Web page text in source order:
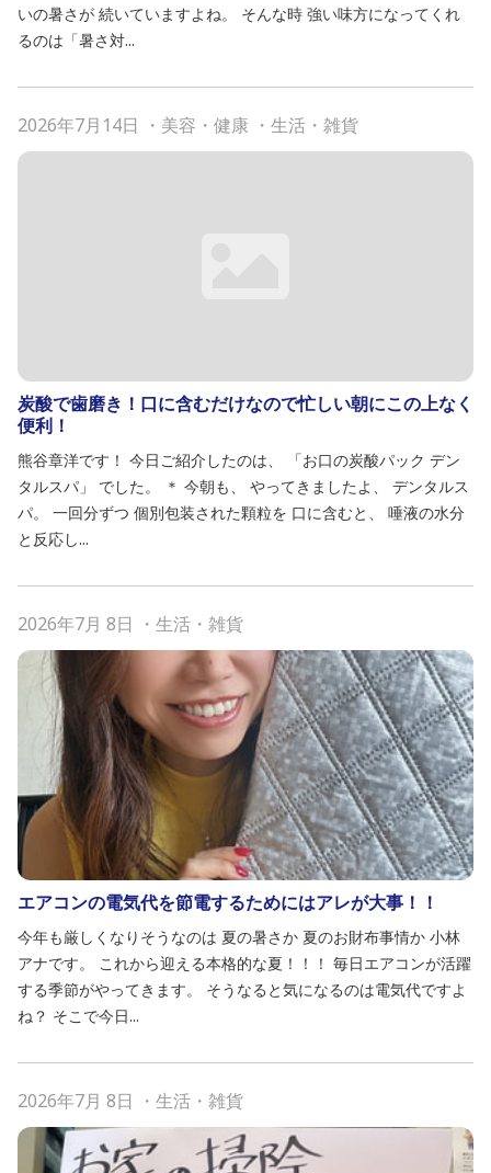
いの暑さが 続いていますよね。 そんな時 強い味方になってくれ
るのは「暑さ対...
2026年7月14日 ・ 美容・健康 ・ 生活・雑貨
炭酸で歯磨き！口に含むだけなので忙しい朝にこの上なく
便利！
熊谷章洋です！ 今日ご紹介したのは、 「お口の炭酸パック デン
タルスパ」 でした。 ＊ 今朝も、 やってきましたよ、 デンタルス
パ。 一回分ずつ 個別包装された顆粒を 口に含むと、 唾液の水分
と反応し...
2026年7月 8日 ・ 生活・雑貨
エアコンの電気代を節電するためにはアレが大事！！
今年も厳しくなりそうなのは 夏の暑さか 夏のお財布事情か 小林
アナです。 これから迎える本格的な夏！！！ 毎日エアコンが活躍
する季節がやってきます。 そうなると気になるのは電気代ですよ
ね？ そこで今日...
2026年7月 8日 ・ 生活・雑貨